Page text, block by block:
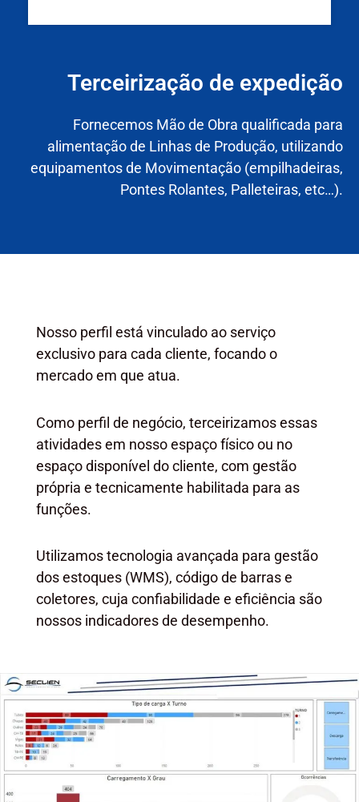
Terceirização de expedição
Fornecemos Mão de Obra qualificada para
alimentação de Linhas de Produção, utilizando
equipamentos de Movimentação (empilhadeiras,
Pontes Rolantes, Palleteiras, etc…).
Nosso perfil está vinculado ao serviço
exclusivo para cada cliente, focando o
mercado em que atua.
Como perfil de negócio, terceirizamos essas
atividades em nosso espaço físico ou no
espaço disponível do cliente, com gestão
própria e tecnicamente habilitada para as
funções.
Utilizamos tecnologia avançada para gestão
dos estoques (WMS), código de barras e
coletores, cuja confiabilidade e eficiência são
nossos indicadores de desempenho.